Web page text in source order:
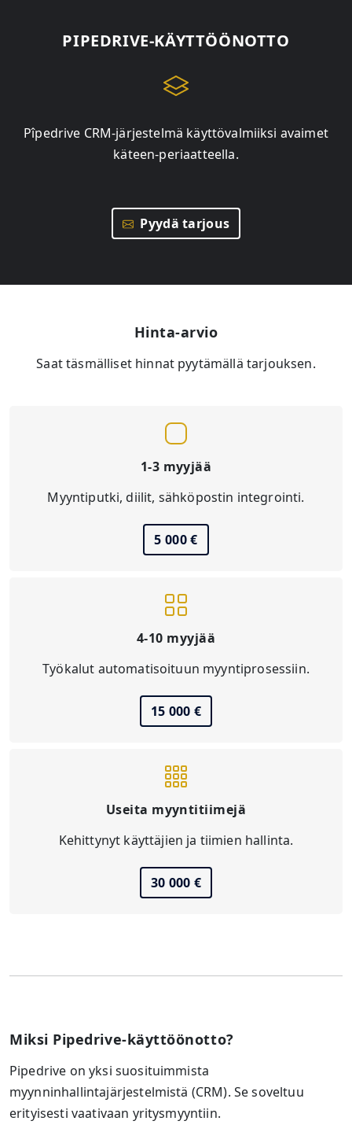
PIPEDRIVE-KÄYTTÖÖNOTTO
Pîpedrive CRM-järjestelmä käyttövalmiiksi avaimet
käteen-periaatteella.
Pyydä tarjous
Hinta-arvio
Saat täsmälliset hinnat pyytämällä tarjouksen.
1-3 myyjää
Myyntiputki, diilit, sähköpostin integrointi.
5 000 €
4-10 myyjää
Työkalut automatisoituun myyntiprosessiin.
15 000 €
Useita myyntitiimejä
Kehittynyt käyttäjien ja tiimien hallinta.
30 000 €
Miksi Pipedrive-käyttöönotto?
Pipedrive on yksi suosituimmista
myynninhallintajärjestelmistä (CRM). Se soveltuu
erityisesti vaativaan yritysmyyntiin.